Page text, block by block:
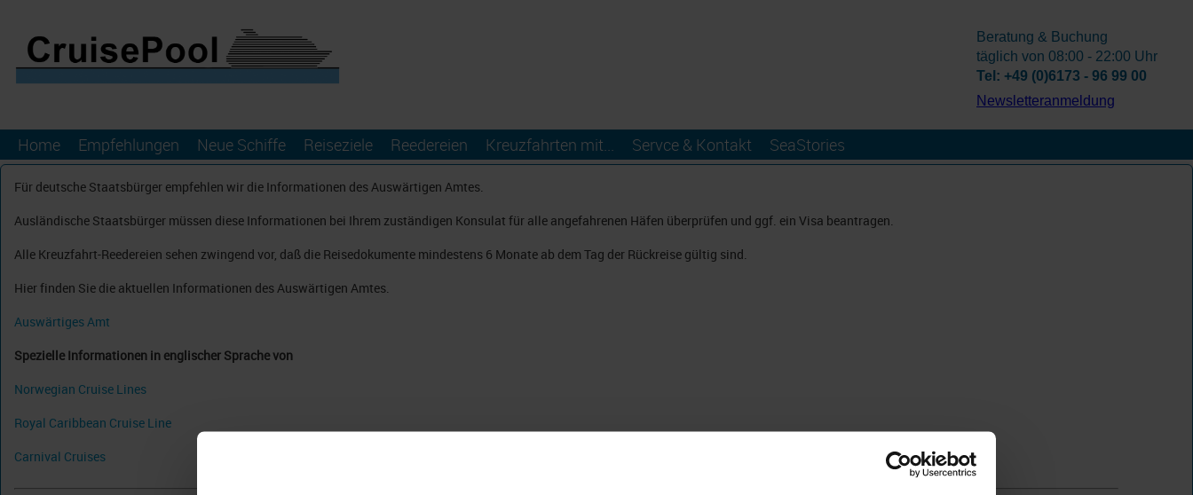
Home Empfehlungen Neue Schiffe Reiseziele Reedereien Kreuzfahrten mit... Servce & Kontakt SeaStories
Beratung & Buchung
täglich von 08:00 - 22:00 Uhr
Tel: +49 (0)6173 - 96 99 00
­Newsletteranmeldung
Für deutsche Staatsbürger empfehlen wir die Informationen des Auswärtigen Amtes.
Ausländische Staatsbürger müssen diese Informationen bei Ihrem zuständigen Konsulat für alle angefahrenen Häfen überprüfen und ggf. ein Visa beantragen.
Alle Kreuzfahrt-Reedereien sehen zwingend vor, daß die Reisedokumente mindestens 6 Monate ab dem Tag der Rückreise gültig sind.
Hier finden Sie die aktuellen Informationen des Auswärtigen Amtes.
Auswärtiges Amt
Spezielle Informationen in englischer Sprache von
Norwegian Cruise Lines
Royal Caribbean Cruise Line
Carnival Cruises